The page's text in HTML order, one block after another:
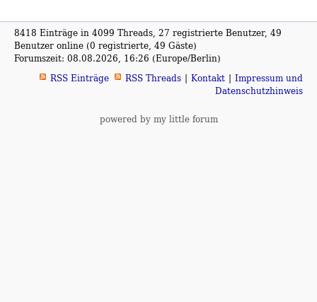
8418 Einträge in 4099 Threads, 27 registrierte Benutzer, 49
Benutzer online (0 registrierte, 49 Gäste)
Forumszeit: 08.08.2026, 16:26 (Europe/Berlin)
RSS Einträge
RSS Threads Kontakt
Impressum und
Datenschutzhinweis
powered by my little forum